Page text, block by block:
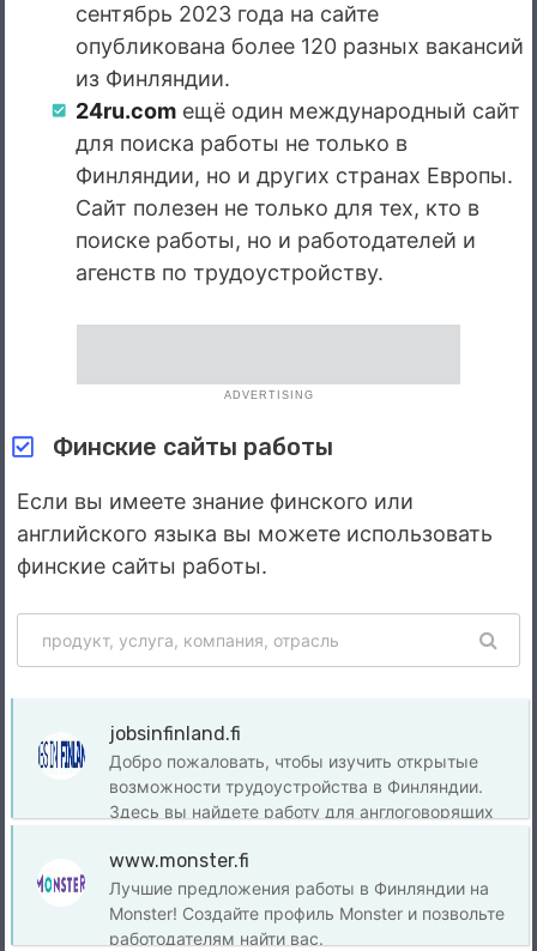
сентябрь 2023 года на сайте
опубликована более 120 разных вакансий
из Финляндии.
24ru.com ещё один международный сайт
для поиска работы не только в
Финляндии, но и других странах Европы.
Сайт полезен не только для тех, кто в
поиске работы, но и работодателей и
агенств по трудоустройству.
ADVERTISING
Финские сайты работы
Если вы имеете знание финского или
английского языка вы можете использовать
финские сайты работы.
jobsinfinland.fi
Добро пожаловать, чтобы изучить открытые
возможности трудоустройства в Финляндии.
Здесь вы найдете работу для англоговорящих
www.monster.fi
Лучшие предложения работы в Финляндии на
Monster! Создайте профиль Monster и позвольте
работодателям найти вас.